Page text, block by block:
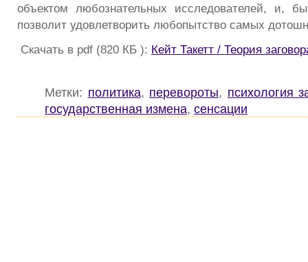
объектом любознательных исследователей, и,
позволит удовлетворить любопытство самых
Скачать в pdf (820 КБ ): Кейт Такетт / Теория
Метки: политика, перевороты, психология
государственная измена, сенсации